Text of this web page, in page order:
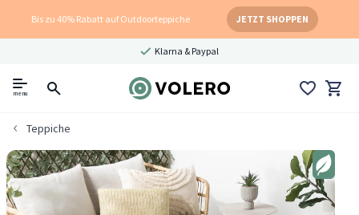
Bis zu 40% Rabatt auf Outdoorteppiche JETZT SHOPPEN
Klarna & Paypal
menu
Teppiche